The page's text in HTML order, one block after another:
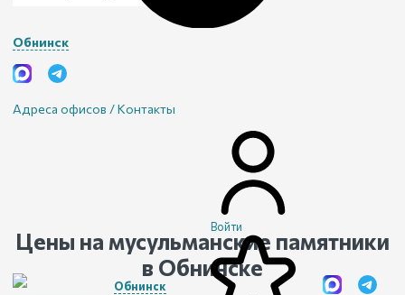
Обнинск
Адреса офисов / Контакты
Обнинск
Войти
Цены на мусульманские памятники
в Обнинске